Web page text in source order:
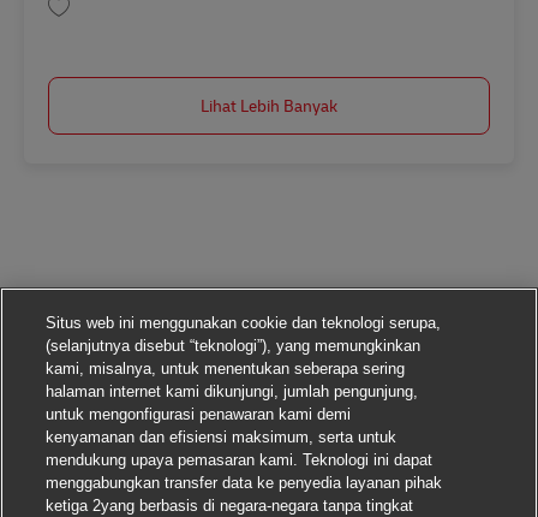
Lihat Lebih Banyak
Situs web ini menggunakan cookie dan teknologi serupa,
(selanjutnya disebut “teknologi”), yang memungkinkan
kami, misalnya, untuk menentukan seberapa sering
halaman internet kami dikunjungi, jumlah pengunjung,
untuk mengonfigurasi penawaran kami demi
kenyamanan dan efisiensi maksimum, serta untuk
mendukung upaya pemasaran kami. Teknologi ini dapat
menggabungkan transfer data ke penyedia layanan pihak
ketiga 2yang berbasis di negara-negara tanpa tingkat